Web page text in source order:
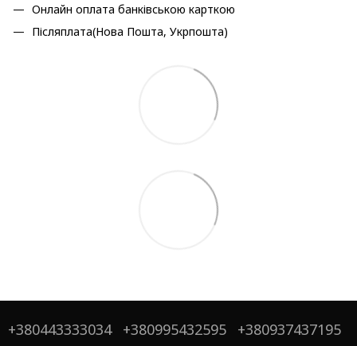
Онлайн оплата банківською карткою
Післяплата(Нова Пошта, Укрпошта)
+380443333034 +380995432595 +380937437195